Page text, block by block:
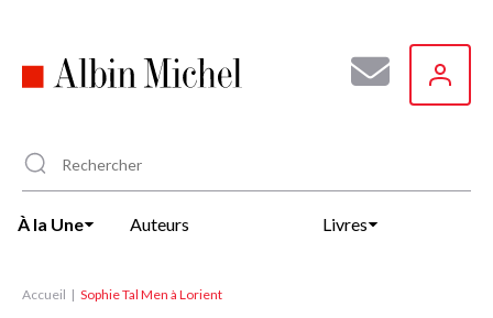
principal
À la Une Auteurs Livres
Accueil Sophie Tal Men à Lorient